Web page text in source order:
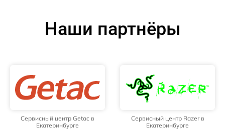
Наши партнёры
Сервисный центр Getac в
Екатеринбурге
Сервисный центр Razer в
Екатеринбурге